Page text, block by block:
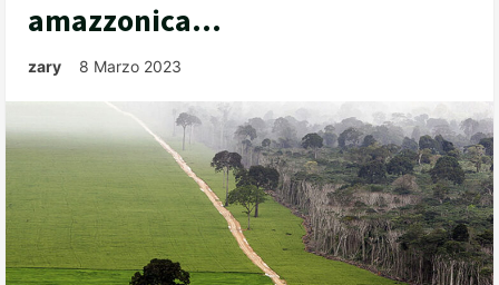
amazzonica…
zary 8 Marzo 2023